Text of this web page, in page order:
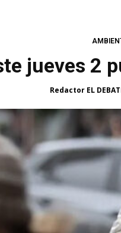
jueves 2
Redactor EL